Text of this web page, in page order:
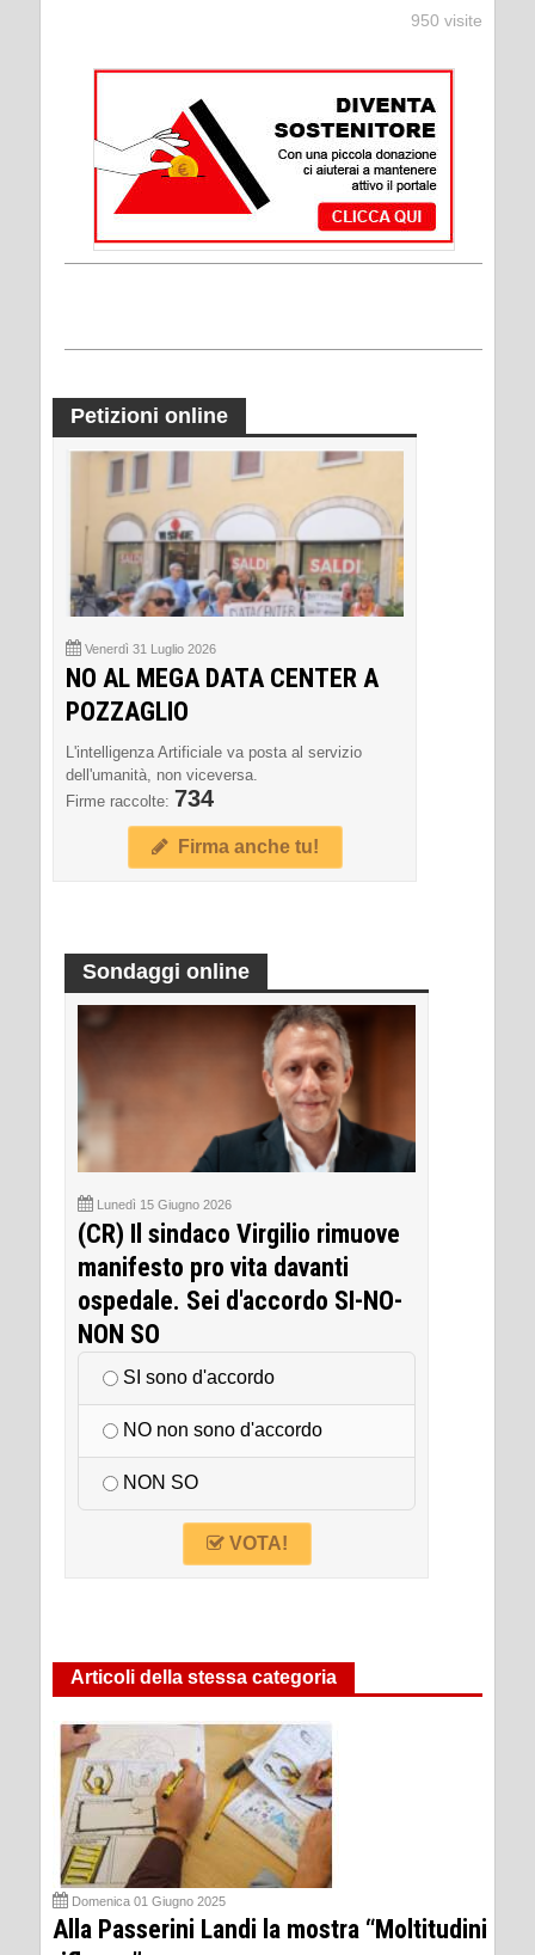
950 visite
Petizioni online
Venerdì 31 Luglio 2026
NO AL MEGA DATA CENTER A
POZZAGLIO
L'intelligenza Artificiale va posta al servizio
dell'umanità, non viceversa.
Firme raccolte: 734
Firma anche tu!
Sondaggi online
Lunedì 15 Giugno 2026
(CR) Il sindaco Virgilio rimuove
manifesto pro vita davanti
ospedale. Sei d'accordo SI-NO-
NON SO
SI sono d'accordo
NO non sono d'accordo
NON SO
VOTA!
Articoli della stessa categoria
Domenica 01 Giugno 2025
Alla Passerini Landi la mostra “Moltitudini